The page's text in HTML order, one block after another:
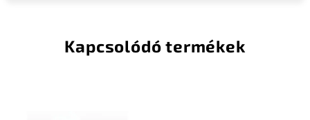
Kapcsolódó termékek